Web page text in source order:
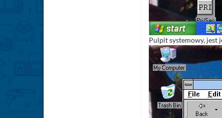
Pulpit systemowy, jest